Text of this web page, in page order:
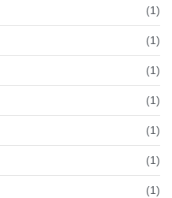
(1)
(1)
(1)
(1)
(1)
(1)
(1)